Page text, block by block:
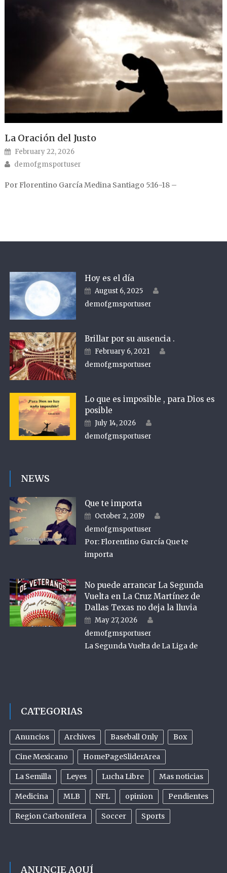
La Oración del Justo
Posted on
February 22, 2026
Author
demofgmsportuser
Por Florentino García Medina Santiago 5:16-18 –
Hoy es el día
Posted on
August 6, 2025
demofgmsportuser
Brillar por su ausencia .
Posted on
February 6, 2021
demofgmsportuser
Lo que es imposible , para Dios es
posible
Posted on
July 14, 2026
demofgmsportuser
NEWS
Que te importa
Posted on
October 2, 2019
demofgmsportuser
Por: Florentino García Que te
importa
No puede arrancar La Segunda
Vuelta en La Cruz Martínez de
Dallas Texas no deja la lluvia
Posted on
May 27, 2026
demofgmsportuser
La Segunda Vuelta de La Liga de
CATEGORIAS
Anuncios Archives Baseball Only Box
Cine Mexicano HomePageSliderArea
La Semilla Leyes Lucha Libre Mas noticias
Medicina MLB NFL opinion Pendientes
Region Carbonifera Soccer Sports
ANUNCIE AQUÍ